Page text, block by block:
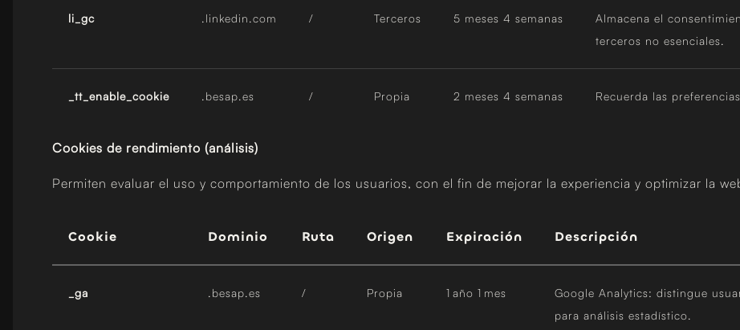
li_gc .linkedin.com / Terceros 5 meses 4 semanas
Almacena el
terceros no esenciales.
_tt_enable_cookie .besap.es / Propia 2 meses 4 semanas Recuerda las
Cookies de rendimiento (análisis)
Permiten evaluar el uso y comportamiento de los usuarios, con el fin de mejorar la experiencia y optimizar la
Cookie Dominio Ruta Origen Expiración Descripción
_ga .besap.es / Propia 1 año 1 mes
Google Analytics: distingue
para análisis estadístico.